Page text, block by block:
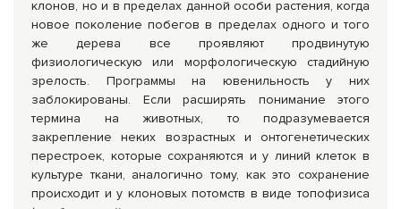
клонов, но и в пределах данной особи растения, когда
новое поколение побегов в пределах одного и того
же дерева все проявляют продвинутую
физиологическую или морфологическую стадийную
зрелость. Программы на ювенильность у них
заблокированы. Если расширять понимание этого
термина на животных, то подразумевается
закрепление неких возрастных и онтогенетических
перестроек, которые сохраняются и у линий клеток в
культуре ткани, аналогично тому, как это сохранение
происходит и у клоновых потомств в виде топофизиса